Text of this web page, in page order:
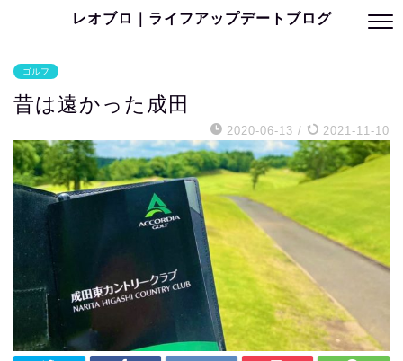
レオブロ｜ライフアップデートブログ
ゴルフ
昔は遠かった成田
2020-06-13 / 2021-11-10